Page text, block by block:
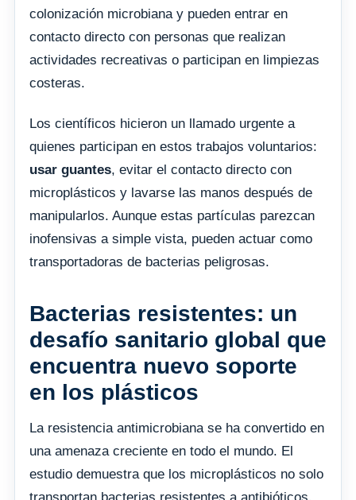
colonización microbiana y pueden entrar en
contacto directo con personas que realizan
actividades recreativas o participan en limpiezas
costeras.
Los científicos hicieron un llamado urgente a
quienes participan en estos trabajos voluntarios:
usar guantes, evitar el contacto directo con
microplásticos y lavarse las manos después de
manipularlos. Aunque estas partículas parezcan
inofensivas a simple vista, pueden actuar como
transportadoras de bacterias peligrosas.
Bacterias resistentes: un
desafío sanitario global que
encuentra nuevo soporte
en los plásticos
La resistencia antimicrobiana se ha convertido en
una amenaza creciente en todo el mundo. El
estudio demuestra que los microplásticos no solo